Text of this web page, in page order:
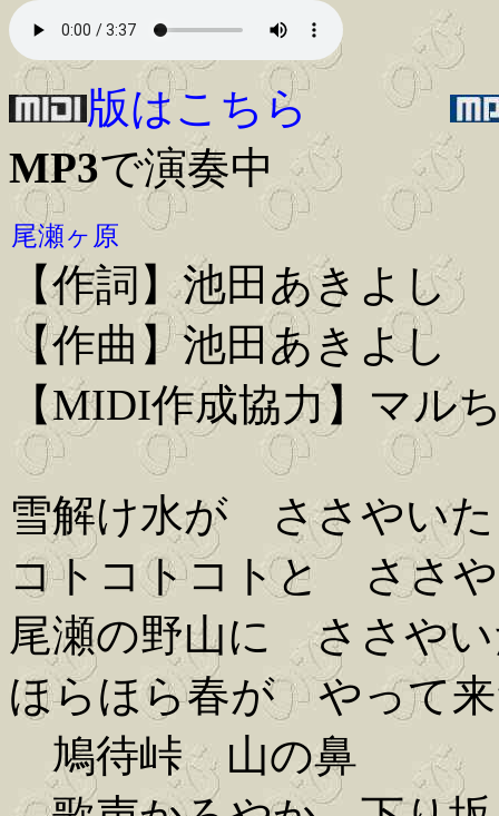
版はこちら
MP3で演奏中
尾瀬ヶ原
【作詞】池田あきよし
【作曲】池田あきよし
【MIDI作成協力】マル
雪解け水が ささやいた
コトコトコトと ささ
尾瀬の野山に ささや
ほらほら春が やって
鳩待峠 山の鼻